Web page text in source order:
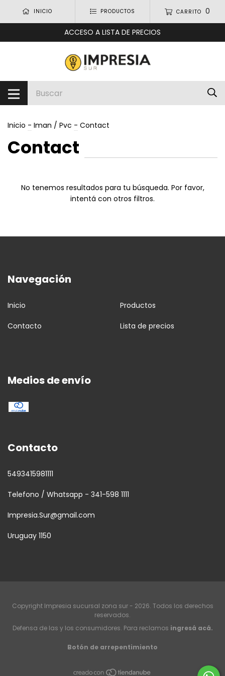
INICIO PRODUCTOS CARRITO 0
ACCESO A LISTA DE PRECIOS
Inicio - Iman / Pvc - Contact
Contact
No tenemos resultados para tu búsqueda. Por favor,
intentá con otros filtros.
Navegación
Inicio Productos
Contacto Lista de precios
Medios de envío
Contacto
5493415981111
Telefono / Whatsapp - 341-598 1111
Impresia.Sur@gmail.com
Uruguay 1150
Copyright Impresia sucursal zona sur - 2026. Todos los derechos
reservados.
Defensa de las y los consumidores. Para reclamos ingresá acá.
Botón de arrepentimiento